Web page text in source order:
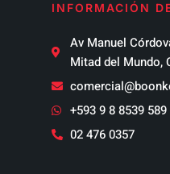
INFORMACIÓN
Av Manuel
Mitad del Mundo,
+593 9 8 8539 589
02 476 0357